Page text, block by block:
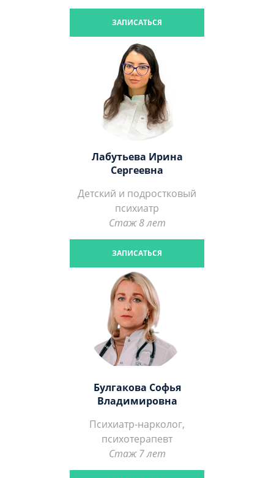
ЗАПИСАТЬСЯ
Лабутьева Ирина
Сергеевна
Детский и подростковый
психиатр
Стаж 8 лет
ЗАПИСАТЬСЯ
Булгакова Софья
Владимировна
Психиатр-нарколог,
психотерапевт
Стаж 7 лет